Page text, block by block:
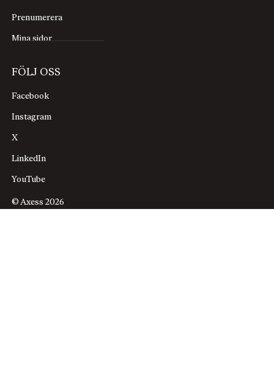
Prenumerera
Mina sidor
FÖLJ OSS
Facebook
Instagram
X
LinkedIn
YouTube
© Axess 2026